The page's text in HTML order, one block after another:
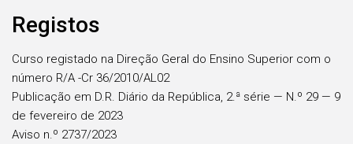
Registos
Curso registado na Direção Geral do Ensino Superior com o
número R/A -Cr 36/2010/AL02
Publicação em D.R. Diário da República, 2.ª série — N.º 29 — 9
de fevereiro de 2023
Aviso n.º 2737/2023